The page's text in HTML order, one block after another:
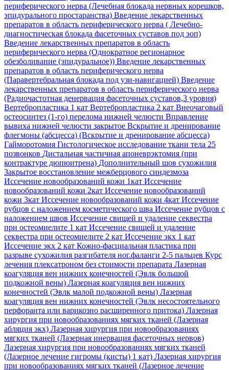
периферического нерва (Лечебная блокада нервных корешков,
эпидурального простаранства) Введение лекарственных
препаратов в область периферического нерва ( Лечебно-
диагностическая блокада фасеточных суставов под эоп)
Введение лекарственных препаратов в область
периферического нерва (Однократное регионарное
обезболивание (эпидуральное)) Введение лекарственных
препаратов в область периферического нерва
(Паравертебральная блокада под узи-навигацией) Введение
лекарственных препаратов в область периферического нерва
(Радиочастотная денервация фасеточных суставов,3 уровня)
Вертебропластика 1 кат Вертебропластика 2 кат Внеочаговый
остеосинтез (1-го) перелома нижней челюсти Вправление
вывиха нижней челюсти закрытое Вскрытие и дренирование
флегмоны (абсцесса) (Вскрытие и дренирование абсцесса)
Гайморотомия Гистологическое исследование ткани тела 25
позвонков Дистальная частичная апоневрэктомия (при
контрактуре дюпюитрена) Дополнительный шов сухожилия
Закрытое восстановление межберцового синдезмоза
Иссечение новообразований кожи 1кат Иссечение
новообразований кожи 2кат Иссечение новообразований
кожи 3кат Иссечение новообразований кожи 4кат Иссечение
рубцов с наложением косметического шва Иссечение рубцов с
наложением швов Иссечение свищей и удаление секвестра
при остеомиелите 1 кат Иссечение свищей и удаление
секвестра при остеомиелите 2 кат Иссечение экх 1 кат
Иссечение экх 2 кат Кожно-фасциальная пластика при
разрыве сухожилия разгибателя ног.фаланги 2-5 пальцев Курс
лечения плексатроном без стоимости препарата Лазерная
коагуляция вен нижних конечностей (Эвлк большой
подкожной вены) Лазерная коагуляция вен нижних
конечностей (Эвлк малой подкожной вены) Лазерная
коагуляция вен нижних конечностей (Эвлк несостоятельного
перфоранта или варикозно расширенного притока) Лазерная
хирургия при новообразованиях мягких тканей (Лазерная
абляция экх) Лазерная хирургия при новообразованиях
мягких тканей (Лазерная инервация фасеточных нервов)
Лазерная хирургия при новообразованиях мягких тканей
(Лазерное лечение гигромы (кисты) 1 кат) Лазерная хирургия
при новообразованиях мягких тканей (Лазерное лечение